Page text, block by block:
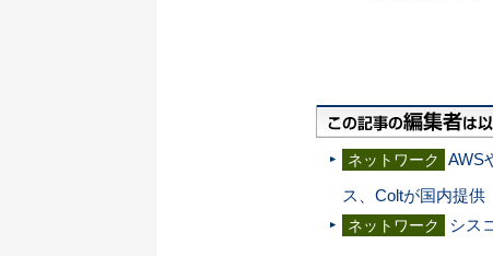
ネットワーク
AWS
ス、Coltが国内提供
ネットワーク シス